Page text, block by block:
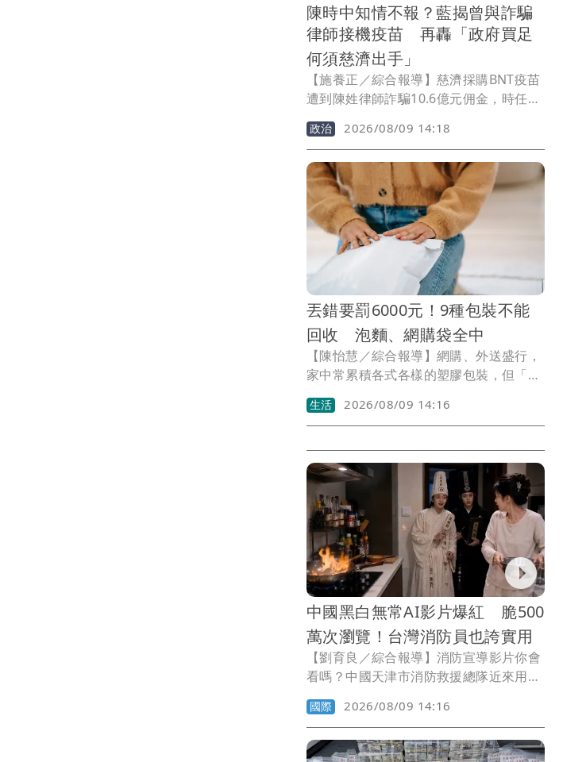
陳時中知情不報？藍揭曾與詐騙
律師接機疫苗 再轟「政府買足
何須慈濟出手」
【施養正／綜合報導】慈濟採購BNT疫苗
遭到陳姓律師詐騙10.6億元佣金，時任防
疫指揮官的行政院政委陳時中日前發文表
示，當年團隊遭到抹黑，「現在真相已經
大白，做出不實指控的人應該向社會道
歉」。但國民黨9日指出，「如果陳時中
當年已知陳姓律師可能涉及詐騙，為何沒
有點名阻止？甚至最後還與她一起在機場
迎接疫苗抵台並合照？」
政治 2026/08/09 14:18
丟錯要罰6000元！9種包裝不能
回收 泡麵、網購袋全中
【陳怡慧／綜合報導】網購、外送盛行，
家中常累積各式各樣的塑膠包裝，但「看
起來像塑膠」並不代表都能回收。台北市
環保局提醒，部分包裝實際上是塑膠、鋁
箔、紙等多層材質組成的複合材質，由於
材質不易分離，無法有效回收再利用，若
誤丟進塑膠回收物，反而可能降低整體回
收品質。台北市環保局列出「9種包裝」
不能回收，若丟錯最高恐噴6000元！
生活 2026/08/09 14:16
中國黑白無常AI影片爆紅 脆500
萬次瀏覽！台灣消防員也誇實用
【劉育良／綜合報導】消防宣導影片你會
看嗎？中國天津市消防救援總隊近來用AI
打造的消防宣導影片，靠著黑白無常從
「接人」變「救人」的創意，成功讓網友
們願意認真觀看，甚至還被台灣網友轉分
享到threads，已經累計超過500萬次瀏
國際 2026/08/09 14:16